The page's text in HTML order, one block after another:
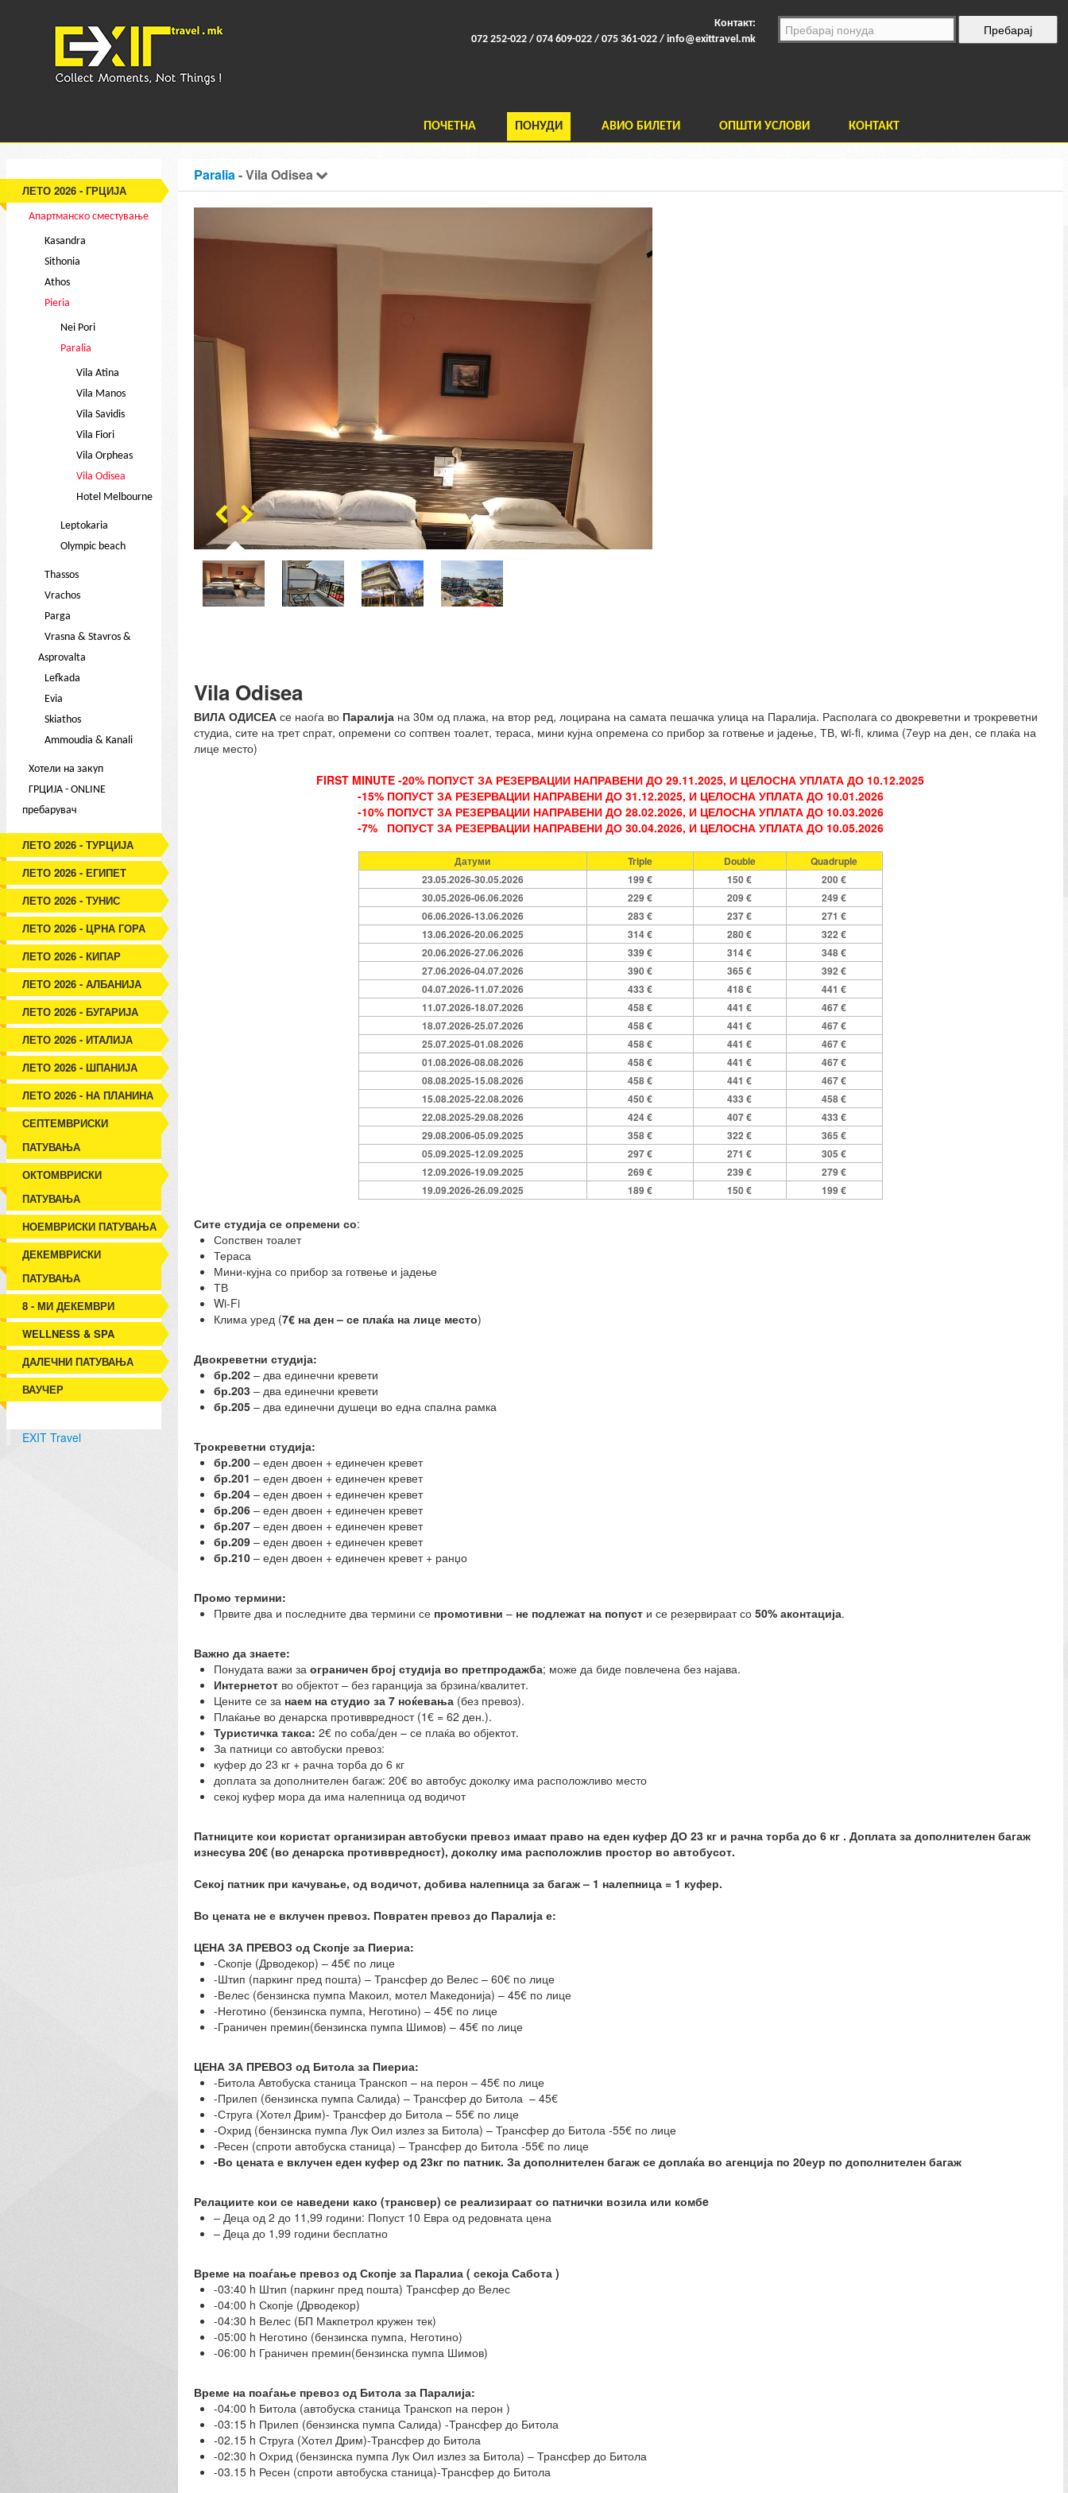
Контакт:
072 252-022 / 074 609-022 / 075 361-022 / info@exittravel.mk
ПОЧЕТНА ПОНУДИ АВИО БИЛЕТИ ОПШТИ УСЛОВИ КОНТАКТ
ЛЕТО 2026 - ГРЦИЈА
Апартманско сместување
Kasandra
Sithonia
Athos
Pieria
Nei Pori
Paralia
Vila Atina
Vila Manos
Vila Savidis
Vila Fiori
Vila Orpheas
Vila Odisea
Hotel Melbourne
Leptokaria
Olympic beach
Thassos
Vrachos
Parga
Vrasna & Stavros &
Asprovalta
Lefkada
Evia
Skiathos
Ammoudia & Kanali
Хотели на закуп
ГРЦИЈА - ONLINE
пребарувач
ЛЕТО 2026 - ТУРЦИЈА
ЛЕТО 2026 - ЕГИПЕТ
ЛЕТО 2026 - ТУНИС
ЛЕТО 2026 - ЦРНА ГОРА
ЛЕТО 2026 - КИПАР
ЛЕТО 2026 - АЛБАНИЈА
ЛЕТО 2026 - БУГАРИЈА
ЛЕТО 2026 - ИТАЛИЈА
ЛЕТО 2026 - ШПАНИЈА
ЛЕТО 2026 - НА ПЛАНИНА
СЕПТЕМВРИСКИ
ПАТУВАЊА
ОКТОМВРИСКИ
ПАТУВАЊА
НОЕМВРИСКИ ПАТУВАЊА
ДЕКЕМВРИСКИ
ПАТУВАЊА
8 - МИ ДЕКЕМВРИ
WELLNESS & SPA
ДАЛЕЧНИ ПАТУВАЊА
ВАУЧЕР
EXIT Travel
Paralia- Vila Odisea
Vila Odisea
ВИЛА ОДИСЕАсе наоѓа во Паралијана 30м од плажа, на втор ред, лоцирана на самата пешачка улица на Паралија. Располага со двокреветни и трокреветни
студиа, сите на трет спрат, опремени со соптвен тоалет, тераса, мини кујна опремена со прибор за готвење и јадење, ТВ, wi-fi, клима (7еур на ден, се плаќа на
лице место)
FIRST MINUTE -20% ПОПУСТ ЗА РЕЗЕРВАЦИИ НАПРАВЕНИ ДО 29.11.2025, И ЦЕЛОСНА УПЛАТА ДО 10.12.2025
-15% ПОПУСТ ЗА РЕЗЕРВАЦИИ НАПРАВЕНИ ДО 31.12.2025, И ЦЕЛОСНА УПЛАТА ДО 10.01.2026
-10% ПОПУСТ ЗА РЕЗЕРВАЦИИ НАПРАВЕНИ ДО 28.02.2026, И ЦЕЛОСНА УПЛАТА ДО 10.03.2026
-7% ПОПУСТ ЗА РЕЗЕРВАЦИИ НАПРАВЕНИ ДО 30.04.2026, И ЦЕЛОСНА УПЛАТА ДО 10.05.2026
Датуми Triple Double
Quadruple
23.05.2026-30.05.2026
199 € 150 €
200 €
30.05.2026-06.06.2026
229 € 209 €
249 €
06.06.2026-13.06.2026
283 € 237 €
271 €
13.06.2026-20.06.2025
314 € 280 €
322 €
20.06.2026-27.06.2026
339 € 314 €
348 €
27.06.2026-04.07.2026
390 € 365 €
392 €
04.07.2026-11.07.2026
433 € 418 €
441 €
11.07.2026-18.07.2026
458 € 441 €
467 €
18.07.2026-25.07.2026
458 € 441 €
467 €
25.07.2025-01.08.2026
458 € 441 €
467 €
01.08.2026-08.08.2026
458 € 441 €
467 €
08.08.2025-15.08.2026
458 € 441 €
467 €
15.08.2025-22.08.2026
450 € 433 €
458 €
22.08.2025-29.08.2026
424 € 407 €
433 €
29.08.2006-05.09.2025
358 € 322 €
365 €
05.09.2025-12.09.2025
297 € 271 €
305 €
12.09.2026-19.09.2025
269 € 239 €
279 €
19.09.2026-26.09.2025
189 € 150 € 199 €
Сите студија се опремени со:
Сопствен тоалет
Тераса
Мини-кујна со прибор за готвење и јадење
ТВ
Wi-Fi
Клима уред (7€ на ден – се плаќа на лице место)
Двокреветни студија:
бр.202– два единечни кревети
бр.203– два единечни кревети
бр.205– два единечни душеци во една спална рамка
Трокреветни студија:
бр.200– еден двоен + единечен кревет
бр.201 – еден двоен + единечен кревет
бр.204– еден двоен + единечен кревет
бр.206– еден двоен + единечен кревет
бр.207– еден двоен + единечен кревет
бр.209– еден двоен + единечен кревет
бр.210– еден двоен + единечен кревет + ранџо
Промо термини:
Првите два и последните два термини се промотивни – не подлежат на попусти се резервираат со 50% аконтација.
Важно да знаете:
Понудата важи за ограничен број студија во претпродажба; може да биде повлечена без најава.
Интернетотво објектот – без гаранција за брзина/квалитет.
Цените се за наем на студио за 7 ноќевања(без превоз).
Плаќање во денарска противвредност (1€ = 62 ден.).
Туристичка такса: 2€ по соба/ден – се плаќа во објектот.
За патници со автобуски превоз:
куфер до 23 кг + рачна торба до 6 кг
доплата за дополнителен багаж: 20€ во автобус доколку има расположливо место
секој куфер мора да има налепница од водичот
Патниците кои користат организиран автобуски превоз имаат право на еден куфер ДО 23 кг и рачна торба до 6 кг . Доплата за дополнителен багаж
изнесува 20€ (во денарска противвредност), доколку има расположлив простор во автобусот.
Секој патник при качување, од водичот, добива налепница за багаж – 1 налепница = 1 куфер.
Во цената не е вклучен превоз. Повратен превоз до Паралија е:
ЦЕНА ЗА ПРЕВОЗ од Скопје за Пиериа:
-Скопје (Дрводекор) – 45€ по лице
-Штип (паркинг пред пошта) – Трансфер до Велес – 60€ по лице
-Велес (бензинска пумпа Макоил, мотел Македонија) – 45€ по лице
-Неготино (бензинска пумпа, Неготино) – 45€ по лице
-Граничен премин(бензинска пумпа Шимов) – 45€ по лице
ЦЕНА ЗА ПРЕВОЗ од Битола за Пиериа:
-Битола Автобуска станица Транскоп – на перон – 45€ по лице
-Прилеп (бензинска пумпа Салида) – Трансфер до Битола – 45€
-Струга (Хотел Дрим)- Трансфер до Битола – 55€ по лице
-Охрид (бензинска пумпа Лук Оил излез за Битола) – Трансфер до Битола -55€ по лице
-Ресен (спроти автобуска станица) – Трансфер до Битола -55€ по лице
-Во цената е вклучен еден куфер од 23кг по патник. За дополнителен багаж се доплаќа во агенција по 20еур по дополнителен багаж
Релациите кои се наведени како (трансвер) се реализираат со патнички возила или комбe
– Деца од 2 до 11,99 години: Попуст 10 Евра од редовната цена
– Деца до 1,99 години бесплатно
Време на поаѓање превоз од Скопје за Паралиа ( секоја Сабота )
-03:40 h Штип (паркинг пред пошта) Трансфер до Велес
-04:00 h Скопје (Дрводекор)
-04:30 h Велес (БП Макпетрол кружен тек)
-05:00 h Неготино (бензинска пумпа, Неготино)
-06:00 h Граничен премин(бензинска пумпа Шимов)
Време на поаѓање превоз од Битола за Паралија:
-04:00 h Битола (автобуска станица Транскоп на перон )
-03:15 h Прилеп (бензинска пумпа Салида) -Трансфер до Битола
-02.15 h Струга (Хотел Дрим)-Трансфер до Битола
-02:30 h Охрид (бензинска пумпа Лук Оил излез за Битола) – Трансфер до Битола
-03.15 h Ресен (спроти автобуска станица)-Трансфер до Битола